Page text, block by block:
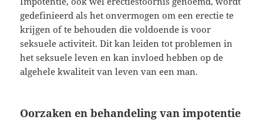
gedefinieerd als het onvermogen om een erectie te
krijgen of te behouden die voldoende is voor
seksuele activiteit. Dit kan leiden tot problemen in
het seksuele leven en kan invloed hebben op de
algehele kwaliteit van leven van een man.
Oorzaken en behandeling van impotentie